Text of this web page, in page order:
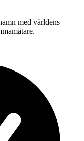
med världens